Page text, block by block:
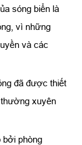
sóng biển là
vì những
và các
đã được thiết
xuyên
bởi phòng